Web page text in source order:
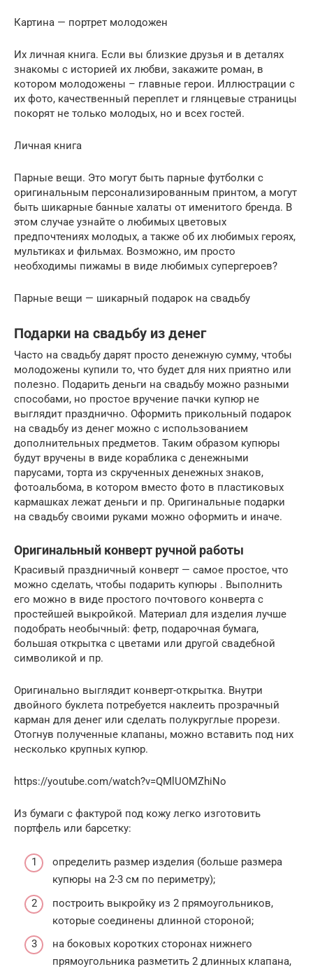
Картина — портрет молодожен
Их личная книга. Если вы близкие друзья и в деталях
знакомы с историей их любви, закажите роман, в
котором молодожены – главные герои. Иллюстрации с
их фото, качественный переплет и глянцевые страницы
покорят не только молодых, но и всех гостей.
Личная книга
Парные вещи. Это могут быть парные футболки с
оригинальным персонализированным принтом, а могут
быть шикарные банные халаты от именитого бренда. В
этом случае узнайте о любимых цветовых
предпочтениях молодых, а также об их любимых героях,
мультиках и фильмах. Возможно, им просто
необходимы пижамы в виде любимых супергероев?
Парные вещи — шикарный подарок на свадьбу
Подарки на свадьбу из денег
Часто на свадьбу дарят просто денежную сумму, чтобы
молодожены купили то, что будет для них приятно или
полезно. Подарить деньги на свадьбу можно разными
способами, но простое вручение пачки купюр не
выглядит празднично. Оформить прикольный подарок
на свадьбу из денег можно с использованием
дополнительных предметов. Таким образом купюры
будут вручены в виде кораблика с денежными
парусами, торта из скрученных денежных знаков,
фотоальбома, в котором вместо фото в пластиковых
кармашках лежат деньги и пр. Оригинальные подарки
на свадьбу своими руками можно оформить и иначе.
Оригинальный конверт ручной работы
Красивый праздничный конверт — самое простое, что
можно сделать, чтобы подарить купюры . Выполнить
его можно в виде простого почтового конверта с
простейшей выкройкой. Материал для изделия лучше
подобрать необычный: фетр, подарочная бумага,
большая открытка с цветами или другой свадебной
символикой и пр.
Оригинально выглядит конверт-открытка. Внутри
двойного буклета потребуется наклеить прозрачный
карман для денег или сделать полукруглые прорези.
Отогнув полученные клапаны, можно вставить под них
несколько крупных купюр.
https://youtube.com/watch?v=QMlUOMZhiNo
Из бумаги с фактурой под кожу легко изготовить
портфель или барсетку:
определить размер изделия (больше размера
купюры на 2-3 см по периметру);
построить выкройку из 2 прямоугольников,
которые соединены длинной стороной;
на боковых коротких сторонах нижнего
прямоугольника разметить 2 длинных клапана,